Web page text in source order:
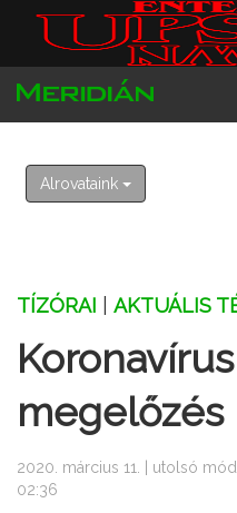
Alrovataink
TÍZÓRAI AKTUÁLIS
megelőzés
2020. március 11. | utolsó
02:36